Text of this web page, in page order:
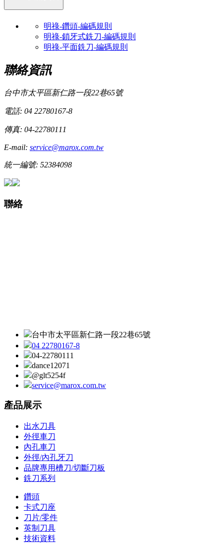
明祿-鑽頭-編碼規則
明祿-鎖牙式銑刀-編碼規則
明祿-平面銑刀-編碼規則
聯絡資訊
台中市太平區新仁路一段22巷65號
電話: 04 22780167-8
傳真: 04-22780111
E-mail: service@marox.com.tw
統一編號: 52384098
聯絡
台中市太平區新仁路一段22巷65號
04 22780167-8
04-22780111
dance12071
@glt5254f
service@marox.com.tw
產品展示
出水刀具
外徑車刀
內孔車刀
外徑/內孔牙刀
品牌專用槽刀/切斷刀板
銑刀系列
鑽頭
卡式刀座
刀片/零件
英制刀具
技術資料